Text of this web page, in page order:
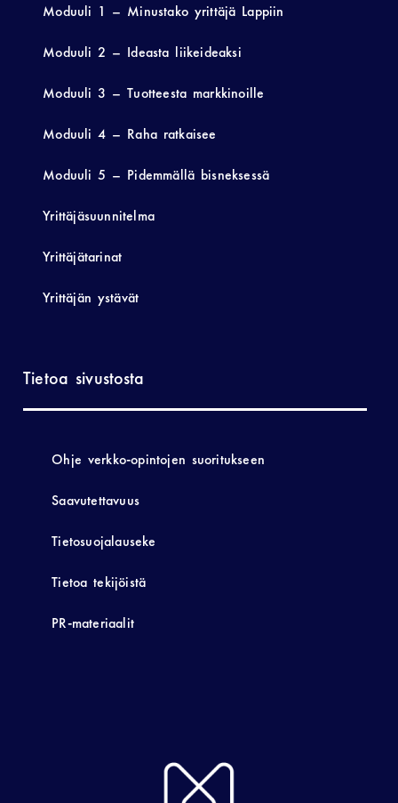
Moduuli 1 – Minustako yrittäjä Lappiin
Moduuli 2 – Ideasta liikeideaksi
Moduuli 3 – Tuotteesta markkinoille
Moduuli 4 – Raha ratkaisee
Moduuli 5 – Pidemmällä bisneksessä
Yrittäjäsuunnitelma
Yrittäjätarinat
Yrittäjän ystävät
Tietoa sivustosta
Ohje verkko-opintojen suoritukseen
Saavutettavuus
Tietosuojalauseke
Tietoa tekijöistä
PR-materiaalit